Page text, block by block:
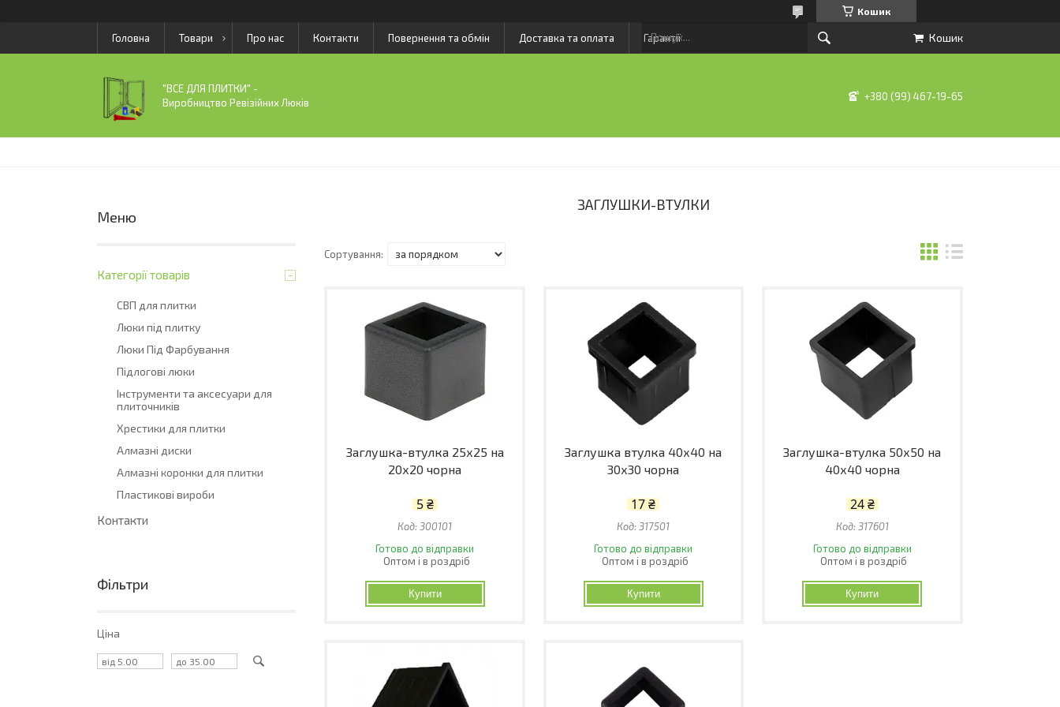
Кошик
Головна Товари Про нас Контакти Повернення та обмін Доставка та оплата Гарантії Кошик
"ВСЕ ДЛЯ ПЛИТКИ" -
Виробництво Ревізійних Люків
+380 (99) 467-19-65
ЗАГЛУШКИ-ВТУЛКИ
Заглушка-втулка 25х25 на
20х20 чорна
5 ₴
300101
Готово до відправки
Оптом і в роздріб
Купити
Заглушка втулка 40х40 на
30х30 чорна
17 ₴
317501
Готово до відправки
Оптом і в роздріб
Купити
Заглушка-втулка 50х50 на
40х40 чорна
24 ₴
317601
Готово до відправки
Оптом і в роздріб
Купити
Категорії товарів
СВП для плитки
Люки під плитку
Люки Під Фарбування
Підлогові люки
Інструменти та аксесуари для
плиточників
Хрестики для плитки
Алмазні диски
Алмазні коронки для плитки
Пластикові вироби
Контакти
Фільтри
Ціна